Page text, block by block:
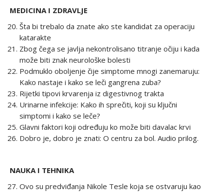
MEDICINA I ZDRAVLJE
Šta bi trebalo da znate ako ste kandidat za operaciju
katarakte
Zbog čega se javlja nekontrolisano titranje očiju i kada
može biti znak neurološke bolesti
Podmuklo oboljenje čije simptome mnogi zanemaruju:
Kako nastaje i kako se leči gangrena zuba?
Rijetki tipovi krvarenja iz digestivnog trakta
Urinarne infekcije: Kako ih sprečiti, koji su ključni
simptomi i kako se leče?
Glavni faktori koji određuju ko može biti davalac krvi
Dobro je, dobro je znati: O centru za bol. Audio prilog.
NAUKA I TEHNIKA
Ovo su predviđanja Nikole Tesle koja se ostvaruju kao